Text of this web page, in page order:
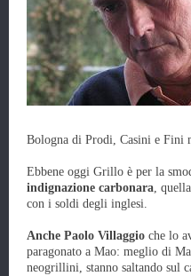
Bologna di Prodi, Casini e Fini
Ebbene oggi Grillo è per la
indignazione carbonara,
con i soldi degli inglesi.
Anche Paolo Villaggio che lo
paragonato a Mao: meglio di
neogrillini, stanno saltando sul